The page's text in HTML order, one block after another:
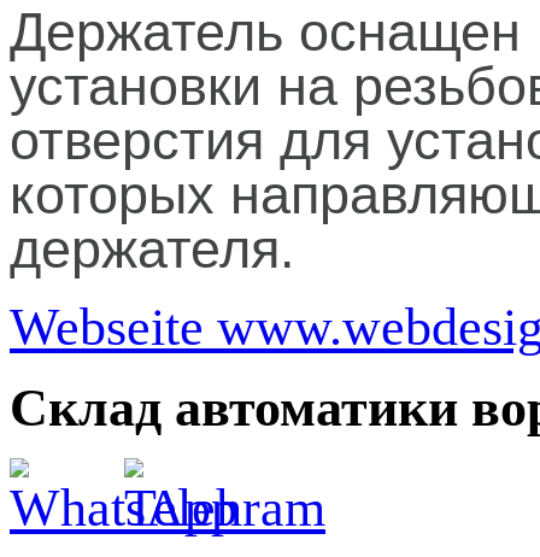
Держатель оснащен
установки на
отверстия для
которых
держателя.
Webseite
Склад автоматики